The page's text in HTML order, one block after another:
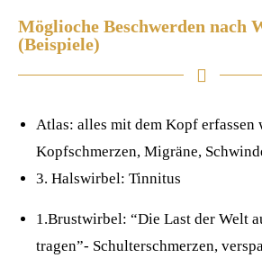
Möglioche Beschwerden nach
(Beispiele)
Atlas: alles mit dem Kopf erfassen
Kopfschmerzen, Migräne,
3. Halswirbel: Tinnitus
1.Brustwirbel: “Die Last der Welt
tragen”- Schulterschmerzen,